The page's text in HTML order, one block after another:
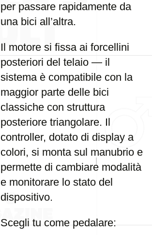
per passare rapidamente da
una bici all’altra.
Il motore si fissa ai forcellini
posteriori del telaio — il
sistema è compatibile con la
maggior parte delle bici
classiche con struttura
posteriore triangolare. Il
controller, dotato di display a
colori, si monta sul manubrio e
permette di cambiare modalità
e monitorare lo stato del
dispositivo.
Scegli tu come pedalare: